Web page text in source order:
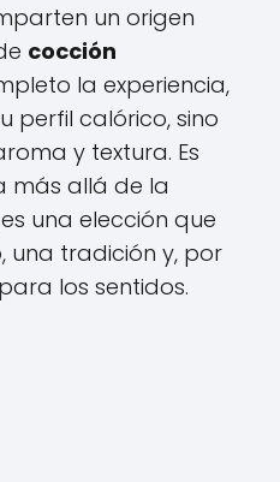
un origen
cocción
la experiencia,
perfil calórico, sino
y textura. Es
más allá de la
una elección que
una tradición y, por
los sentidos.